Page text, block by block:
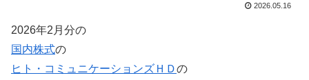
2026.05.16
2026年2月分の
国内株式の
ヒト・コミュニケーションズＨＤの